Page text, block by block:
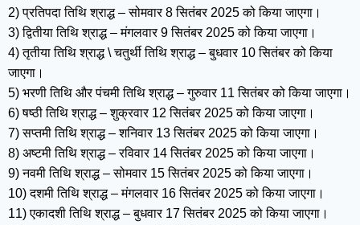
2) प्रतिपदा तिथि श्राद्ध – सोमवार 8 सितंबर 2025 को किया जाएगा।
3) द्वितीया तिथि श्राद्ध – मंगलवार 9 सितंबर 2025 को किया जाएगा।
4) तृतीया तिथि श्राद्ध \ चतुर्थी तिथि श्राद्ध – बुधवार 10 सितंबर को किया
जाएगा।
5) भरणी तिथि और पंचमी तिथि श्राद्ध – गुरुवार 11 सितंबर को किया जाएगा।
6) षष्ठी तिथि श्राद्ध – शुक्रवार 12 सितंबर 2025 को किया जाएगा।
7) सप्तमी तिथि श्राद्ध – शनिवार 13 सितंबर 2025 को किया जाएगा।
8) अष्टमी तिथि श्राद्ध – रविवार 14 सितंबर 2025 को किया जाएगा।
9) नवमी तिथि श्राद्ध – सोमवार 15 सितंबर 2025 को किया जाएगा।
10) दशमी तिथि श्राद्ध – मंगलवार 16 सितंबर 2025 को किया जाएगा।
11) एकादशी तिथि श्राद्ध – बुधवार 17 सितंबर 2025 को किया जाएगा।